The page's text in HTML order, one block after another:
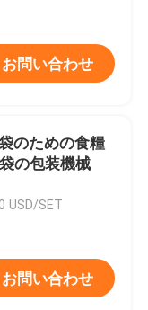
お問い合わせ
のための食糧
の包装機械
USD/SET
お問い合わせ